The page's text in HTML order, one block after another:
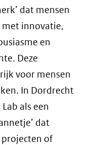
dat mensen
met innovatie,
en
Deze
voor mensen
In Dordrecht
als een
dat
of